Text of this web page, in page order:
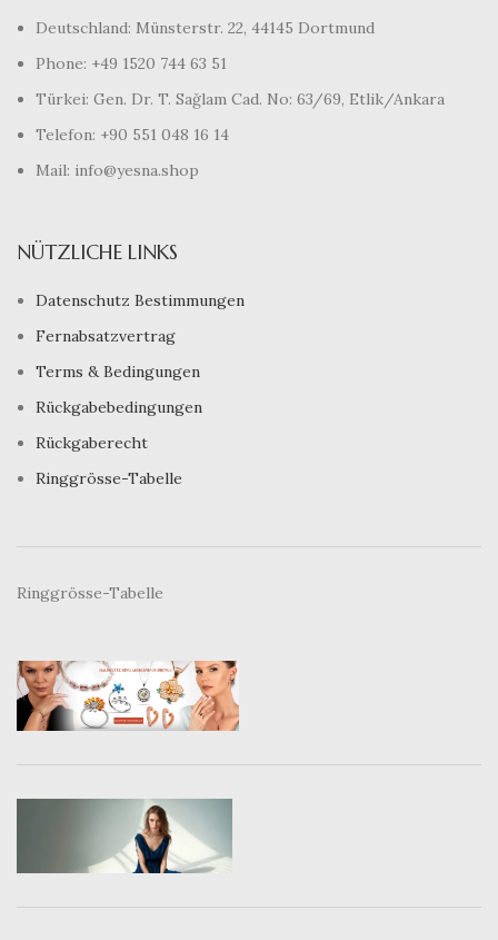
Deutschland: Münsterstr. 22, 44145 Dortmund
Phone: +49 1520 744 63 51
Türkei: Gen. Dr. T. Sağlam Cad. No: 63/69, Etlik/Ankara
Telefon: +90 551 048 16 14
Mail: info@yesna.shop
NÜTZLICHE LINKS
Datenschutz Bestimmungen
Fernabsatzvertrag
Terms & Bedingungen
Rückgabebedingungen
Rückgaberecht
Ringgrösse-Tabelle
Ringgrösse-Tabelle